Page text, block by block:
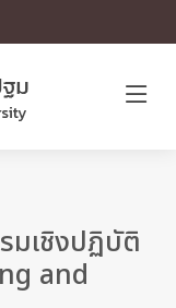
มเชิงปฏิบัติ
and